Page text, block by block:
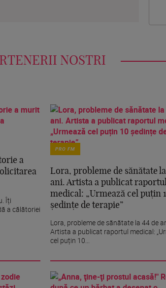
NOSTRI
a
Îți
a călătoriei
PRO FM
Lora, probleme de sănătate
ani. Artista a publicat
medical: „Urmează cel puțin
ședințe de terapie”
Lora, probleme de sănătate la 44 de
Artista a publicat raportul medical:
cel puțin 10...